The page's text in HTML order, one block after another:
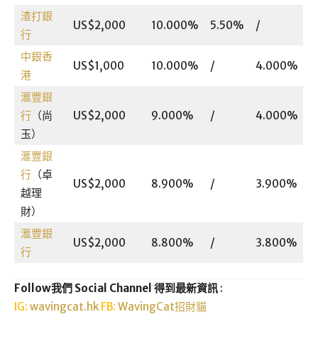
渣打銀
行
US$2,000 10.000% 5.50% /
中銀香
港
US$1,000 10.000% / 4.000%
滙豐銀
行 （尚
玉）
US$2,000 9.000% / 4.000%
滙豐銀
行 （卓
越理
財）
US$2,000 8.900% / 3.900%
滙豐銀
行
US$2,000 8.800% / 3.800%
Follow我們 Social Channel 得到最新資訊 :
IG: wavingcat.hk FB: WavingCat招財貓